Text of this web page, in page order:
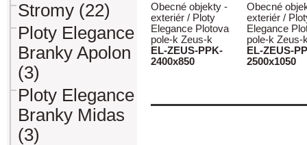
Stromy (22)
Ploty Elegance
Branky Apolon
(3)
Ploty Elegance
Branky Midas
(3)
Obecné objekty -
exteriér / Ploty
Elegance Plotova
pole-k Zeus-k
EL-ZEUS-PPK-
2400x850
Obecné
exteriér /
Elegance
pole-k Zeus-
EL-ZEUS-
2500x1050